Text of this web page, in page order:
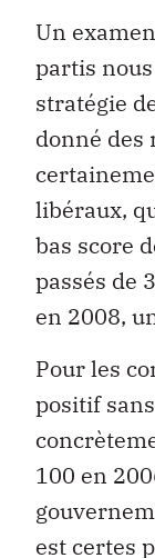
Un
partis
stratégie
donné des
libéraux,
bas score
passés de
en 2008,
Pour les
positif
100 en
est certes